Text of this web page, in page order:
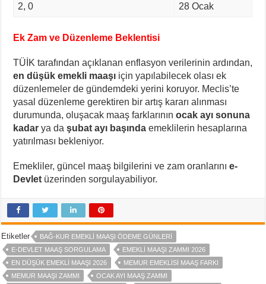
2, 0 28 Ocak
Ek Zam ve Düzenleme Beklentisi
TÜİK tarafından açıklanan enflasyon verilerinin ardından,
en düşük emekli maaşı için yapılabilecek olası ek
düzenlemeler de gündemdeki yerini koruyor. Meclis’te
yasal düzenleme gerektiren bir artış kararı alınması
durumunda, oluşacak maaş farklarınınocak ayı sonuna
kadar ya daşubat ayı başında emeklilerin hesaplarına
yatırılması bekleniyor.
Emekliler, güncel maaş bilgilerini ve zam oranlarınıe-
Devlet üzerinden sorgulayabiliyor.
Etiketler
BAĞ-KUR EMEKLI MAAŞI ÖDEME GÜNLERI
E-DEVLET MAAŞ SORGULAMA
EMEKLI MAAŞI ZAMMI 2026
EN DÜŞÜK EMEKLI MAAŞI 2026
MEMUR EMEKLISI MAAŞ FARKI
MEMUR MAAŞI ZAMMI
OCAK AYI MAAŞ ZAMMI